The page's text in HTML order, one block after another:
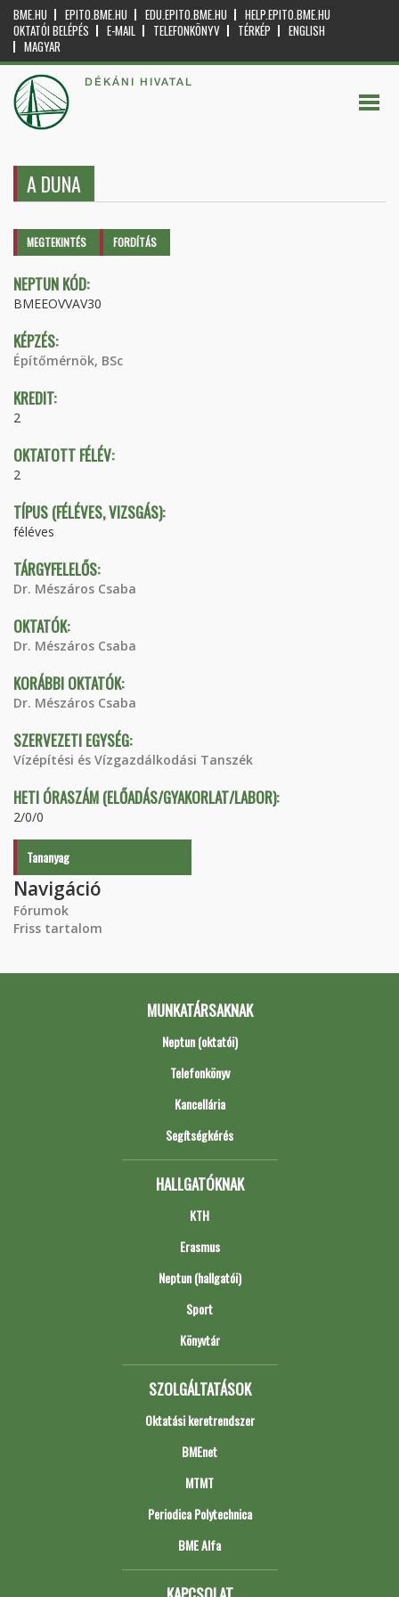
BME.HU EPITO.BME.HU EDU.EPITO.BME.HU
HELP.EPITO.BME.HU
OKTATÓI BELÉPÉS
E-MAIL TELEFONKÖNYV TÉRKÉP
ENGLISH
MAGYAR
DÉKÁNI HIVATAL
A DUNA
Elsődleges fülek
MEGTEKINTÉS (AKTÍVFORDÍTÁS
NEPTUN KÓD:
BMEEOVVAV30
KÉPZÉS:
Építőmérnök, BSc
KREDIT:
2
OKTATOTT FÉLÉV:
2
TÍPUS (FÉLÉVES, VIZSGÁS):
féléves
TÁRGYFELELŐS:
Dr. Mészáros Csaba
OKTATÓK:
Dr. Mészáros Csaba
KORÁBBI OKTATÓK:
Dr. Mészáros Csaba
SZERVEZETI EGYSÉG:
Vízépítési és Vízgazdálkodási Tanszék
HETI ÓRASZÁM (ELŐADÁS/GYAKORLAT/LABOR):
2/0/0
Tananyag
Navigáció
Fórumok
Friss tartalom
MUNKATÁRSAKNAK
Neptun (oktatói)
Telefonkönyv
Kancellária
Segítségkérés
HALLGATÓKNAK
KTH
Erasmus
Neptun (hallgatói)
Sport
Könyvtár
SZOLGÁLTATÁSOK
Oktatási keretrendszer
BMEnet
MTMT
Periodica Polytechnica
BME Alfa